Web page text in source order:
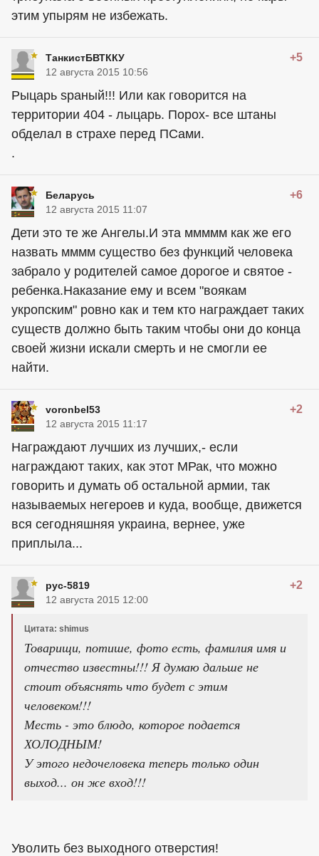
этим упырям не избежать.
ТанкистБВТККУ +5
12 августа 2015 10:56
Рыцарь sраный!!! Или как говорится на
территории 404 - лыцарь. Порох- все штаны
обделал в страхе перед ПСами.
.
Беларусь +6
12 августа 2015 11:07
Дети это те же Ангелы.И эта ммммм как же его
назвать мммм существо без функций человека
забрало у родителей самое дорогое и святое -
ребенка.Наказание ему и всем "воякам
укропским" ровно как и тем кто награждает таких
существ должно быть таким чтобы они до конца
своей жизни искали смерть и не смогли ее
найти.
voronbel53 +2
12 августа 2015 11:17
Награждают лучших из лучших,- если
награждают таких, как этот МРак, что можно
говорить и думать об остальной армии, так
называемых негероев и куда, вообще, движется
вся сегодняшняя украина, вернее, уже
приплыла...
рус-5819 +2
12 августа 2015 12:00
Цитата: shimus
Товарищи, потише, фото есть, фамилия имя и
отчество известны!!! Я думаю дальше не
стоит объяснять что будет с этим
человеком!!!
Месть - это блюдо, которое подается
ХОЛОДНЫМ!
У этого недочеловека теперь только один
выход... он же вход!!!
Уволить без выходного отверстия!